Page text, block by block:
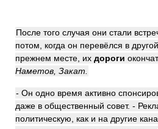
После того случая они стали
потом, когда он перевёлся в
прежнем месте, их дороги
Наметов, Закат.
- Он одно время активно
даже в общественный совет. -
политическую, как и на другие